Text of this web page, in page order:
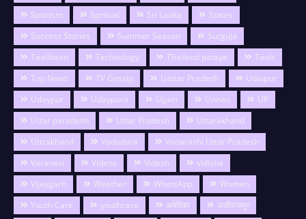
Sportsm
Spritual Sri Lanka
States
Success Stories
Summer Season
Surguja
Taalibaan
Technology Thailend pataya
Tools
Top News
TV Gossip Uattar Pradesh
Udaipur
Udaypur
Udaypura Ujjain Unnao
UP
Uttar paradesh
Uttar Pradesh
Uttarakhand
Uttrakhand
Vadodara
Vanarashi Uttar Pradesh
Varanasi
Videos Videsh
vidisha
Vijaygarh
Weather WhatsApp
Women
Youth Care
youthcare अमेरिका
अलीराजपुर